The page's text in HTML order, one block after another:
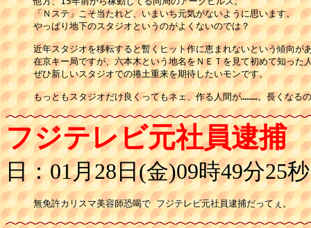
「Ｎステ」こそ当たれど、いまいち元気がないように思います。
やっぱり地下のスタジオというのがよくないのでは？
近年スタジオを移転すると暫くヒット作に恵まれないという傾向が
在京キー局ですが、六本木という地名をＮＥＴを見て初めて知った
ぜひ新しいスタジオでの捲土重来を期待したいモンです。
もっともスタジオだけ良くってもネェ、作る人間が………。長くなる
フジテレビ元社員逮捕
日：01月28日(金)09時49分25秒
無免許カリスマ美容師恐喝で フジテレビ元社員逮捕だってぇ。